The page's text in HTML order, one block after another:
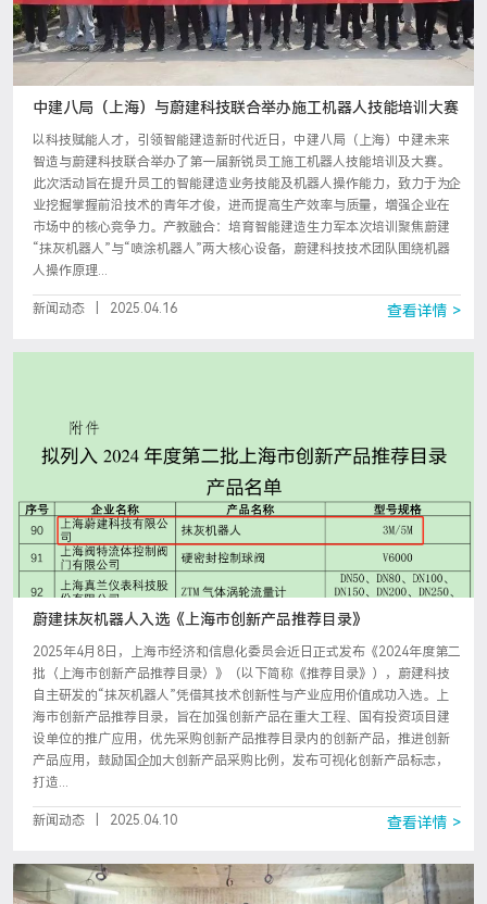
中建八局（上海）与蔚建科技联合举办施工机器人技能培训大赛
以科技赋能人才，引领智能建造新时代近日，中建八局（上海）中建未来
智造与蔚建科技联合举办了第一届新锐员工施工机器人技能培训及大赛。
此次活动旨在提升员工的智能建造业务技能及机器人操作能力，致力于为企
业挖掘掌握前沿技术的青年才俊，进而提高生产效率与质量，增强企业在
市场中的核心竞争力。产教融合：培育智能建造生力军本次培训聚焦蔚建
“抹灰机器人”与“喷涂机器人”两大核心设备，蔚建科技技术团队围绕机器
人操作原理...
新闻动态 2025.04.16 查看详情 >
蔚建抹灰机器人入选《上海市创新产品推荐目录》
2025年4月8日，上海市经济和信息化委员会近日正式发布《2024年度第二
批〈上海市创新产品推荐目录〉》（以下简称《推荐目录》），蔚建科技
自主研发的“抹灰机器人”凭借其技术创新性与产业应用价值成功入选。上
海市创新产品推荐目录，旨在加强创新产品在重大工程、国有投资项目建
设单位的推广应用，优先采购创新产品推荐目录内的创新产品，推进创新
产品应用，鼓励国企加大创新产品采购比例，发布可视化创新产品标志，
打造...
新闻动态 2025.04.10 查看详情 >